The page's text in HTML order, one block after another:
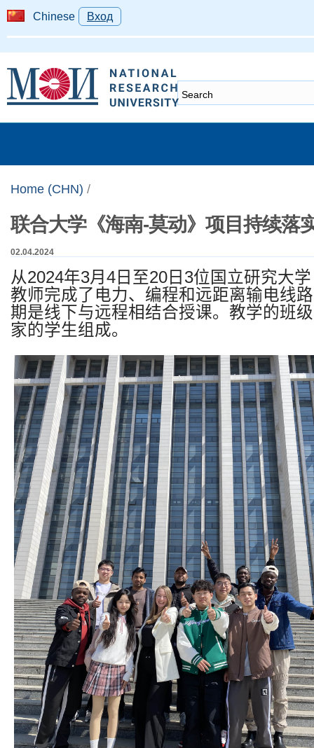
Chinese Вход
Home (CHN) /
联合大学《海南-莫动》项目持续落
02.04.2024
从2024年3月 4 日至20 日 3位国立研究大
教师完成了电力、编程和远距离输电线
期是线下与远程相结合授课。教学的班
家的学生组成。